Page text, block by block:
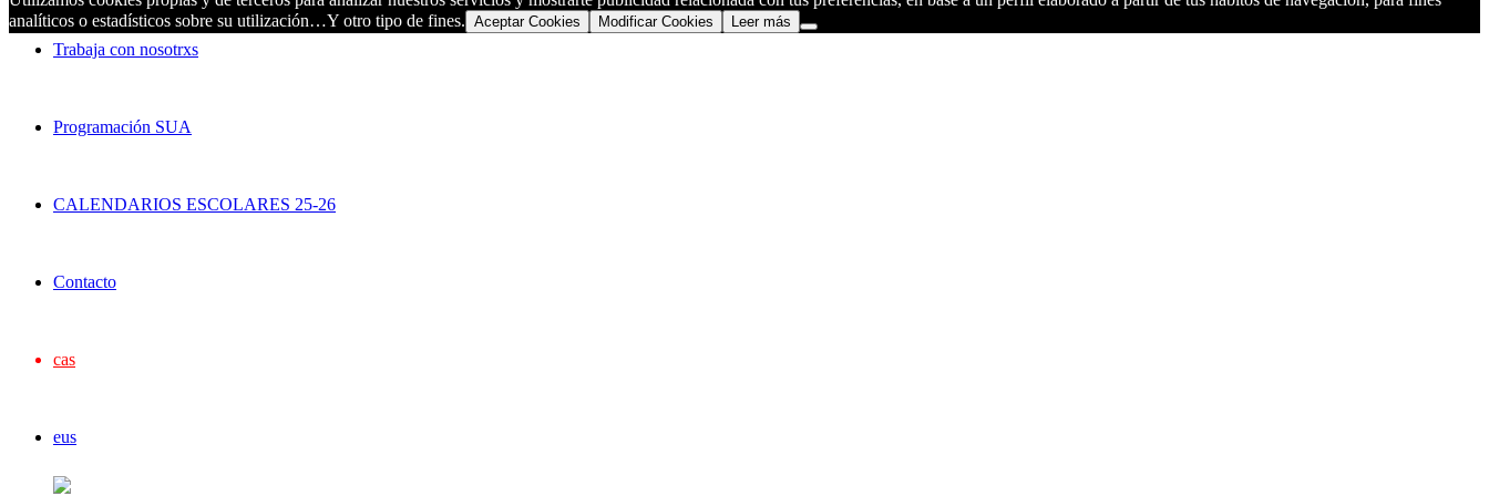
Trabaja con nosotrxs
Programación SUA
CALENDARIOS ESCOLARES 25-26
Contacto
cas
eus
analíticos o estadísticos sobre su utilización…Y otro tipo de fines. Aceptar Cookies Modificar Cookies Leer más